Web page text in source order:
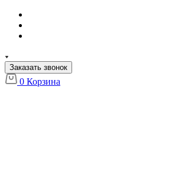
Заказать звонок
0 Корзина